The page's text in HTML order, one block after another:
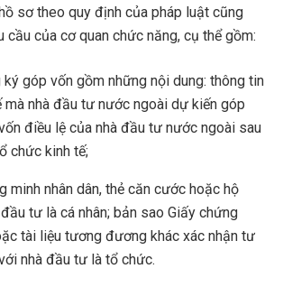
sơ theo quy định của pháp luật cũng
cầu của cơ quan chức năng, cụ thể gồm:
góp vốn gồm những nội dung: thông tin
mà nhà đầu tư nước ngoài dự kiến góp
điều lệ của nhà đầu tư nước ngoài sau
chức kinh tế;
minh nhân dân, thẻ căn cước hoặc hộ
tư là cá nhân; bản sao Giấy chứng
tài liệu tương đương khác xác nhận tư
nhà đầu tư là tổ chức.